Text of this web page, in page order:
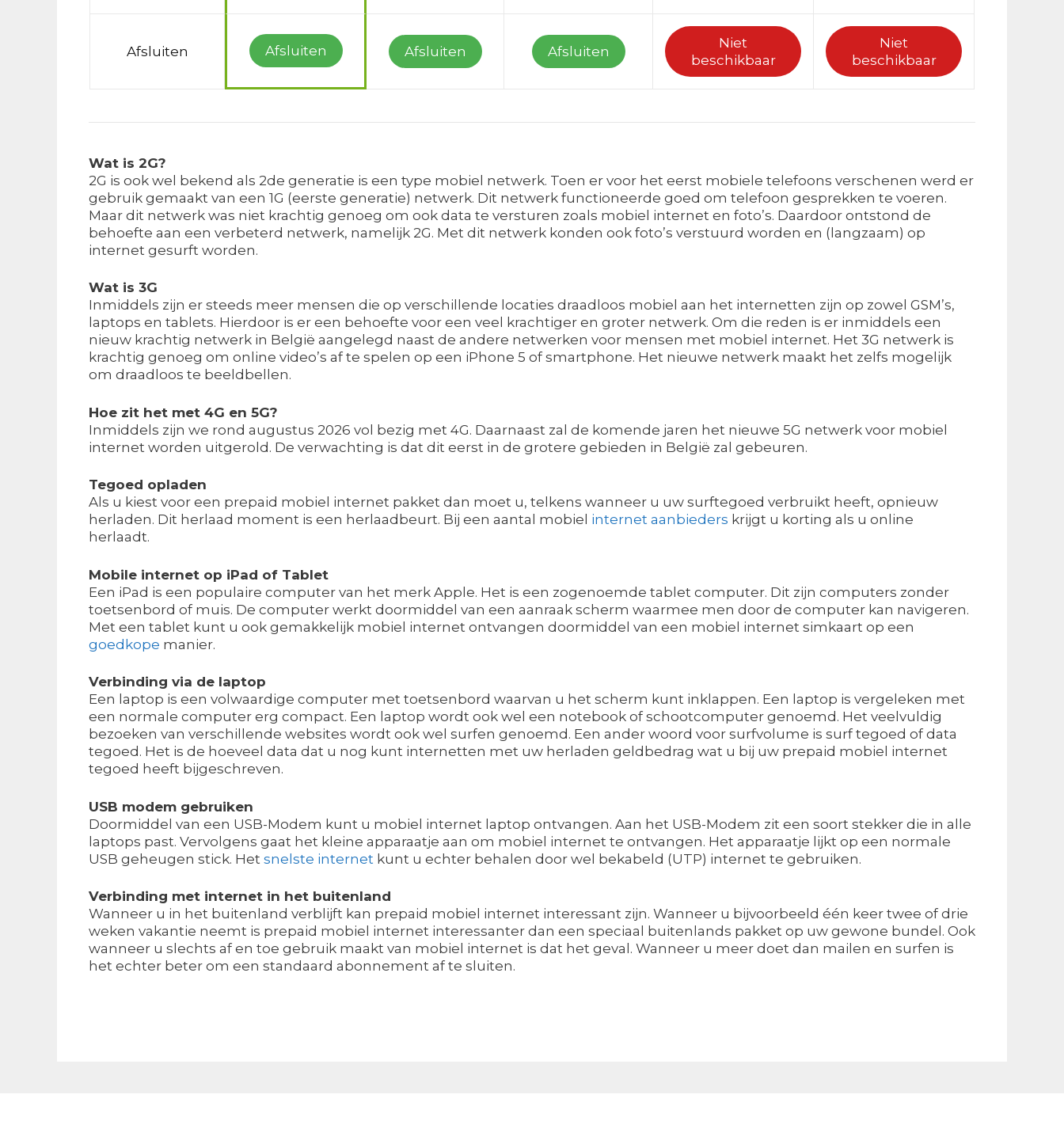
Afsluiten Afsluiten Afsluiten Afsluiten
Niet
beschikbaar
Niet
beschikbaar
Wat is 2G?
2G is ook wel bekend als 2de generatie is een type mobiel netwerk. Toen er voor het eerst mobiele telefoons verschenen werd er
gebruik gemaakt van een 1G (eerste generatie) netwerk. Dit netwerk functioneerde goed om telefoon gesprekken te voeren.
Maar dit netwerk was niet krachtig genoeg om ook data te versturen zoals mobiel internet en foto’s. Daardoor ontstond de
behoefte aan een verbeterd netwerk, namelijk 2G. Met dit netwerk konden ook foto’s verstuurd worden en (langzaam) op
internet gesurft worden.
Wat is 3G
Inmiddels zijn er steeds meer mensen die op verschillende locaties draadloos mobiel aan het internetten zijn op zowel GSM’s,
laptops en tablets. Hierdoor is er een behoefte voor een veel krachtiger en groter netwerk. Om die reden is er inmiddels een
nieuw krachtig netwerk in België aangelegd naast de andere netwerken voor mensen met mobiel internet. Het 3G netwerk is
krachtig genoeg om online video’s af te spelen op een iPhone 5 of smartphone. Het nieuwe netwerk maakt het zelfs mogelijk
om draadloos te beeldbellen.
Hoe zit het met 4G en 5G?
Inmiddels zijn we rond augustus 2026 vol bezig met 4G. Daarnaast zal de komende jaren het nieuwe 5G netwerk voor mobiel
internet worden uitgerold. De verwachting is dat dit eerst in de grotere gebieden in België zal gebeuren.
Tegoed opladen
Als u kiest voor een prepaid mobiel internet pakket dan moet u, telkens wanneer u uw surftegoed verbruikt heeft, opnieuw
herladen. Dit herlaad moment is een herlaadbeurt. Bij een aantal mobiel internet aanbieders krijgt u korting als u online
herlaadt.
Mobile internet op iPad of Tablet
Een iPad is een populaire computer van het merk Apple. Het is een zogenoemde tablet computer. Dit zijn computers zonder
toetsenbord of muis. De computer werkt doormiddel van een aanraak scherm waarmee men door de computer kan navigeren.
Met een tablet kunt u ook gemakkelijk mobiel internet ontvangen doormiddel van een mobiel internet simkaart op een
goedkope manier.
Verbinding via de laptop
Een laptop is een volwaardige computer met toetsenbord waarvan u het scherm kunt inklappen. Een laptop is vergeleken met
een normale computer erg compact. Een laptop wordt ook wel een notebook of schootcomputer genoemd. Het veelvuldig
bezoeken van verschillende websites wordt ook wel surfen genoemd. Een ander woord voor surfvolume is surf tegoed of data
tegoed. Het is de hoeveel data dat u nog kunt internetten met uw herladen geldbedrag wat u bij uw prepaid mobiel internet
tegoed heeft bijgeschreven.
USB modem gebruiken
Doormiddel van een USB-Modem kunt u mobiel internet laptop ontvangen. Aan het USB-Modem zit een soort stekker die in alle
laptops past. Vervolgens gaat het kleine apparaatje aan om mobiel internet te ontvangen. Het apparaatje lijkt op een normale
USB geheugen stick. Het snelste internet kunt u echter behalen door wel bekabeld (UTP) internet te gebruiken.
Verbinding met internet in het buitenland
Wanneer u in het buitenland verblijft kan prepaid mobiel internet interessant zijn. Wanneer u bijvoorbeeld één keer twee of drie
weken vakantie neemt is prepaid mobiel internet interessanter dan een speciaal buitenlands pakket op uw gewone bundel. Ook
wanneer u slechts af en toe gebruik maakt van mobiel internet is dat het geval. Wanneer u meer doet dan mailen en surfen is
het echter beter om een standaard abonnement af te sluiten.